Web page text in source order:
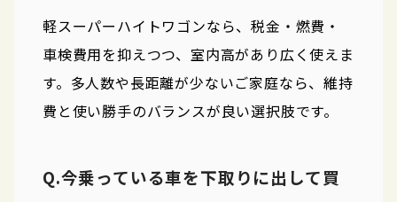
軽スーパーハイトワゴンなら、税金・燃費・
車検費用を抑えつつ、室内高があり広く使えま
す。多人数や長距離が少ないご家庭なら、維持
費と使い勝手のバランスが良い選択肢です。
Q.今乗っている車を下取りに出して買